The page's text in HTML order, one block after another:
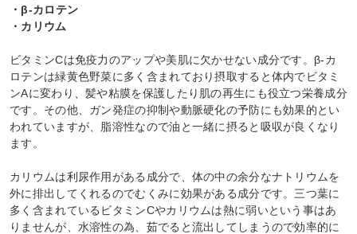
・β-カロテン
・カリウム
ビタミンCは免疫力のアップや美肌に欠かせない成分です。β-カ
ロテンは緑黄色野菜に多く含まれており摂取すると体内でビタミ
ンAに変わり、髪や粘膜を保護したり肌の再生にも役立つ栄養成分
です。その他、ガン発症の抑制や動脈硬化の予防にも効果的とい
われていますが、脂溶性なので油と一緒に摂ると吸収が良くなり
ます。
カリウムは利尿作用がある成分で、体の中の余分なナトリウムを
外に排出してくれるのでむくみに効果がある成分です。三つ葉に
多く含まれているビタミンCやカリウムは熱に弱いという事はあ
りませんが、水溶性の為、茹でると流出してしまうので効率的に